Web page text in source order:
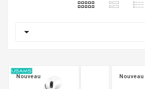

Nouveau Nouveau